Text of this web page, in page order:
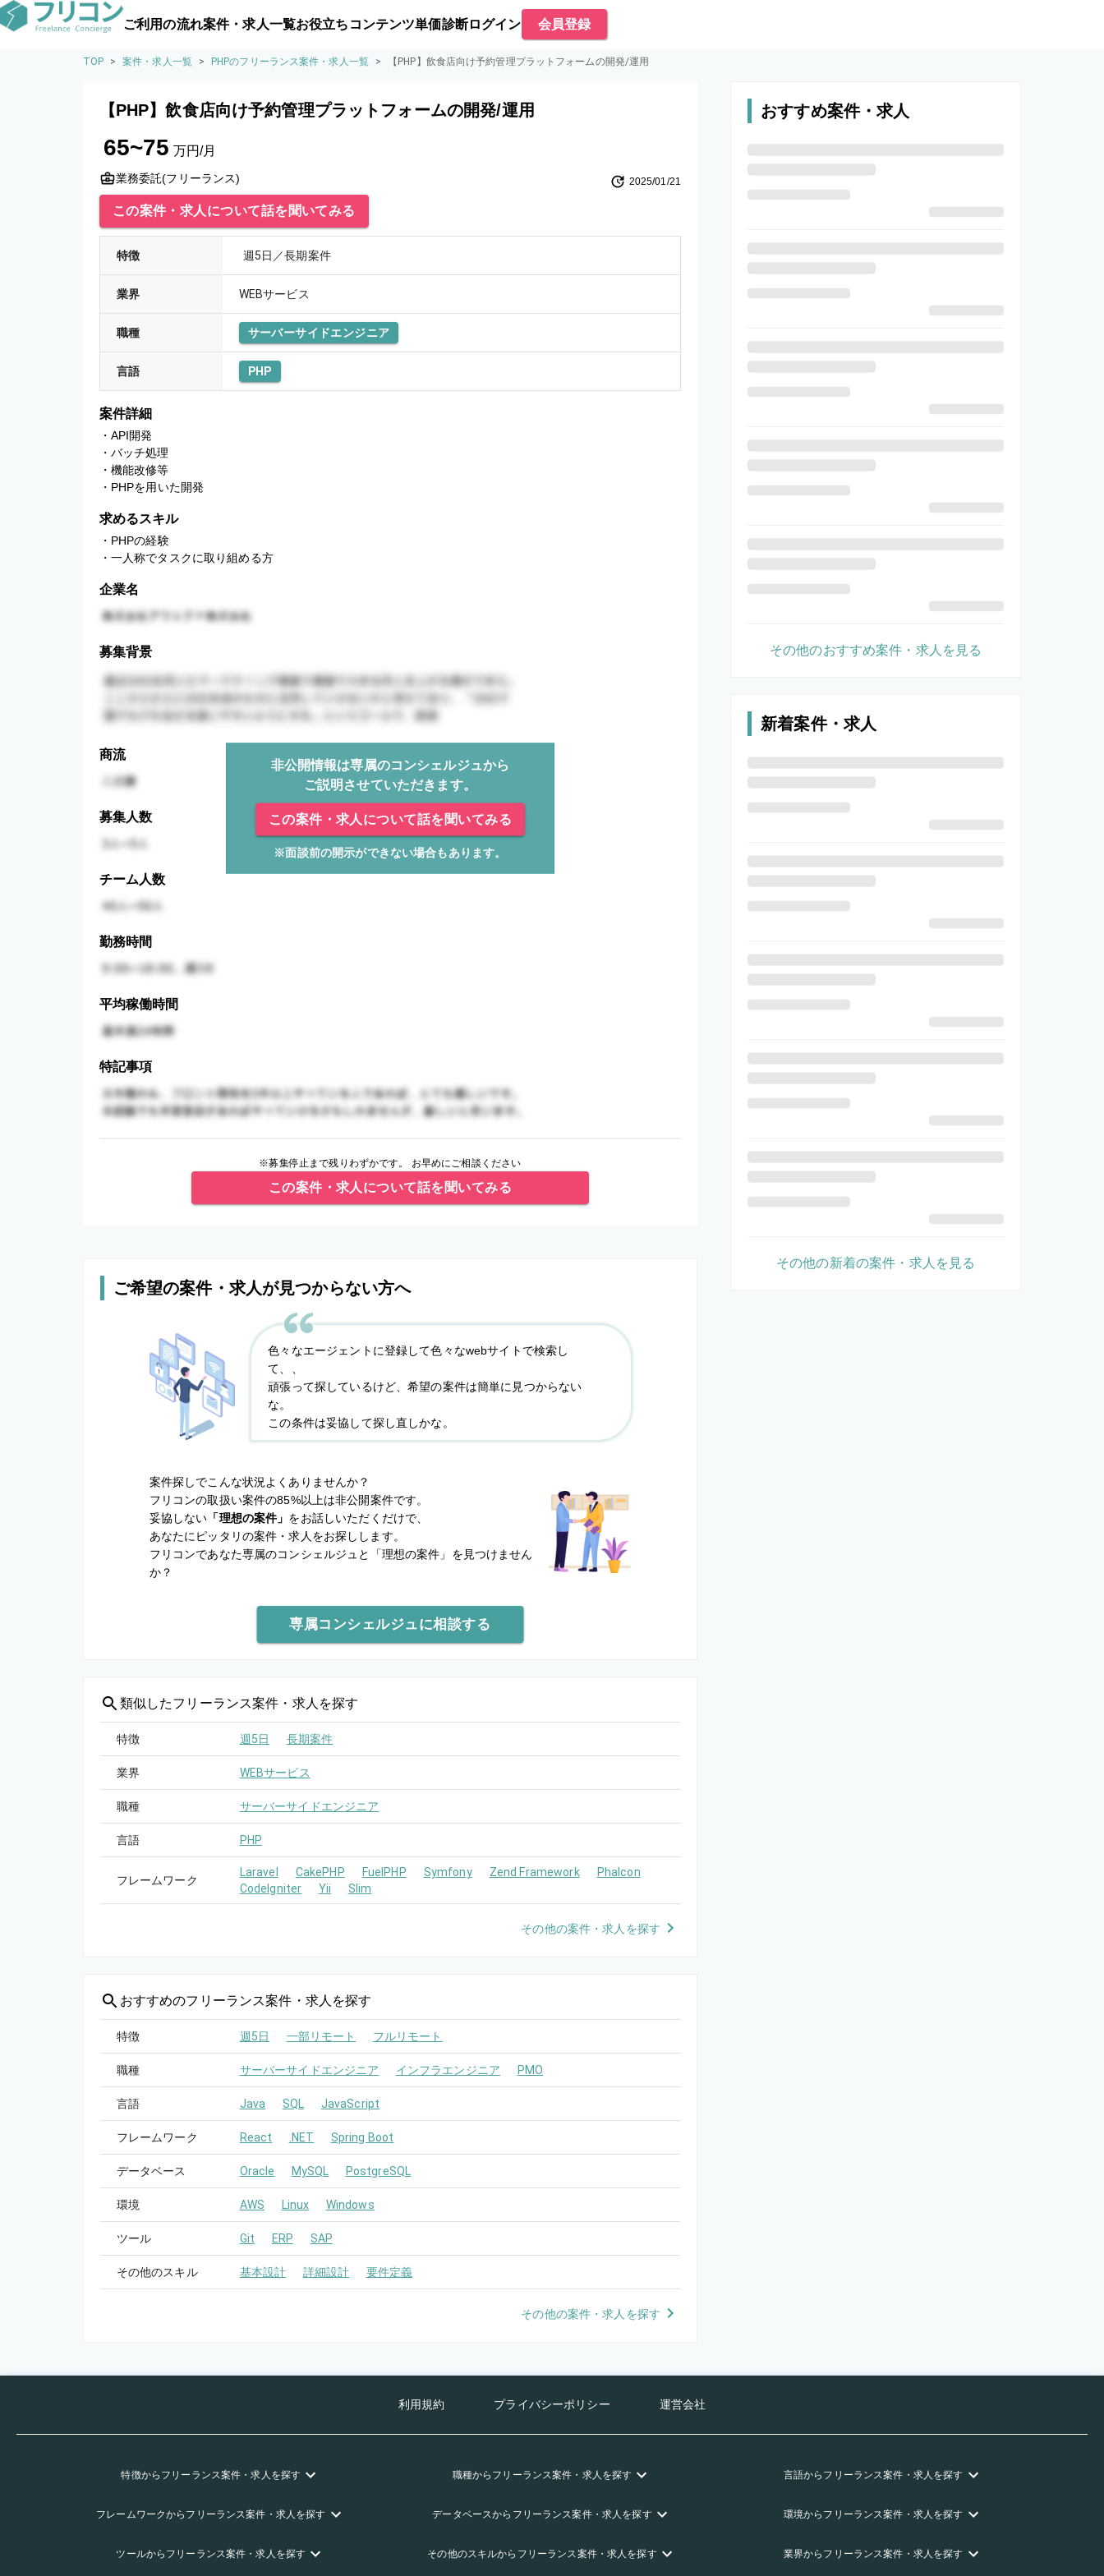
ご利用の流れ案件・求人一覧お役立ちコンテンツ単価診断ログイン 会員登録
TOP > 案件・求人一覧 > PHPのフリーランス案件・求人一覧 > 【PHP】飲食店向け予約管理プラットフォームの開発/運用
【PHP】飲食店向け予約管理プラットフォームの開発/運用
65~75 万円/月
業務委託(フリーランス) 2025/01/21
この案件・求人について話を聞いてみる
特徴 週5日／長期案件
業界 WEBサービス
職種 サーバーサイドエンジニア
言語 PHP
案件詳細
・API開発
・バッチ処理
・機能改修等
・PHPを用いた開発
求めるスキル
・PHPの経験
・一人称でタスクに取り組める方
企業名
募集背景
商流
非公開情報は専属のコンシェルジュから
ご説明させていただきます。
この案件・求人について話を聞いてみる
※面談前の開示ができない場合もあります。
募集人数
チーム人数
勤務時間
平均稼働時間
特記事項
※募集停止まで残りわずかです。 お早めにご相談ください
この案件・求人について話を聞いてみる
ご希望の案件・求人が見つからない方へ
色々なエージェントに登録して色々なwebサイトで検索し
て、、
頑張って探しているけど、希望の案件は簡単に見つからない
な。
この条件は妥協して探し直しかな。
案件探しでこんな状況よくありませんか？
フリコンの取扱い案件の85%以上は非公開案件です。
妥協しない 「理想の案件」 をお話しいただくだけで、
あなたにピッタリの案件・求人をお探しします。
フリコンであなた専属のコンシェルジュと
「理想の案件」を見つけません
か？
専属コンシェルジュに相談する
類似したフリーランス案件・求人を探す
特徴 週5日 長期案件
業界 WEBサービス
職種 サーバーサイドエンジニア
言語 PHP
フレームワーク
Laravel CakePHP FuelPHP Symfony Zend Framework
Phalcon
CodeIgniter
Yii Slim
その他の案件・求人を探す
おすすめのフリーランス案件・求人を探す
特徴 週5日 一部リモート フルリモート
職種 サーバーサイドエンジニア インフラエンジニア PMO
言語 Java SQL JavaScript
フレームワーク React .NET Spring Boot
データベース Oracle MySQL PostgreSQL
環境 AWS Linux Windows
ツール Git ERP SAP
その他のスキル 基本設計 詳細設計 要件定義
その他の案件・求人を探す
おすすめ案件・求人
その他のおすすめ案件・求人を見る
新着案件・求人
その他の新着の案件・求人を見る
利用規約 プライバシーポリシー 運営会社
特徴からフリーランス案件・求人を探す 職種からフリーランス案件・求人を探す 言語からフリーランス案件・求人を探す
フレームワークからフリーランス案件・求人を探す データベースからフリーランス案件・求人を探す 環境からフリーランス案件・求人を探す
ツールからフリーランス案件・求人を探す その他のスキルからフリーランス案件・求人を探す 業界からフリーランス案件・求人を探す